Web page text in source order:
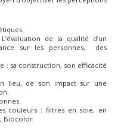
de la qualité d’un
sur les personnes, des
: sa construction, son efficacité
lieu, de son impact sur une
couleurs : filtres en soie, en
Biocolor.